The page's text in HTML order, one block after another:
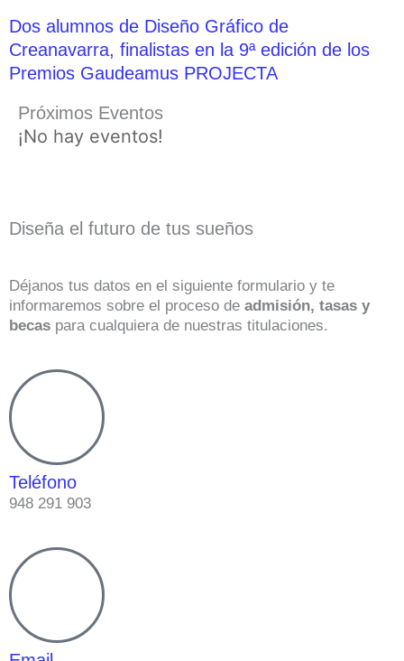
Dos alumnos de Diseño Gráfico de
Creanavarra, finalistas en la 9ª edición de los
Premios Gaudeamus PROJECTA
Próximos Eventos
¡No hay eventos!
Diseña el futuro de tus sueños
Déjanos tus datos en el siguiente formulario y te
informaremos sobre el proceso de admisión, tasas y
becas para cualquiera de nuestras titulaciones.
Teléfono
948 291 903